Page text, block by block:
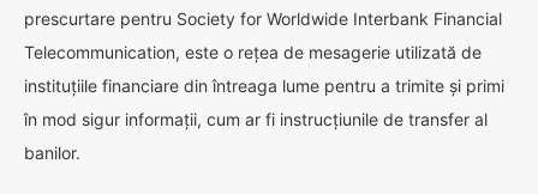
prescurtare pentru Society for Worldwide Interbank Financial
Telecommunication, este o rețea de mesagerie utilizată de
instituțiile financiare din întreaga lume pentru a trimite și primi
în mod sigur informații, cum ar fi instrucțiunile de transfer al
banilor.